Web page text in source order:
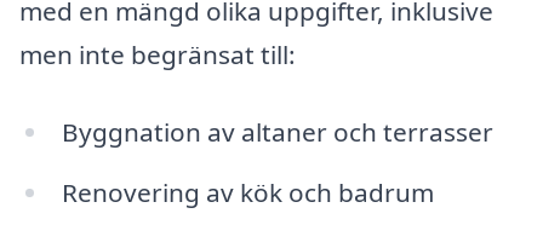
med en mängd olika uppgifter, inklusive
men inte begränsat till:
Byggnation av altaner och terrasser
Renovering av kök och badrum